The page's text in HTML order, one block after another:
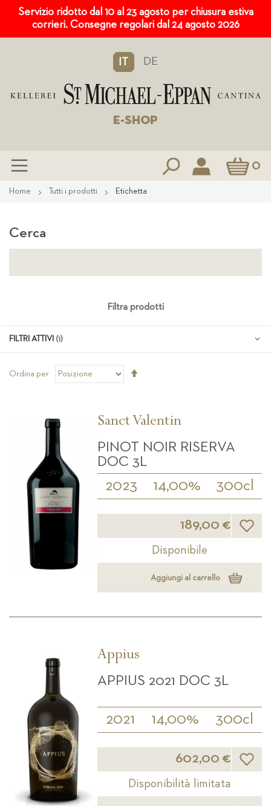
Servizio ridotto dal 10 al 23 agosto per chiusura estiva
corrieri. Consegne regolari dal 24 agosto 2026
IT DE
E-SHOP
Carrello0
Salta
Home Tutti i prodotti Etichetta
Ordina per
Sanct Valentin
PINOT NOIR RISERVA
DOC 3L
2023 14,00% 300cl
189,00 € Lista
Disponibile
Aggiungi al carrello
Appius
APPIUS 2021 DOC 3L
2021 14,00% 300cl
602,00 € Lista
Disponibilità limitata
Cerca
Filtra prodotti
FILTRI ATTIVI